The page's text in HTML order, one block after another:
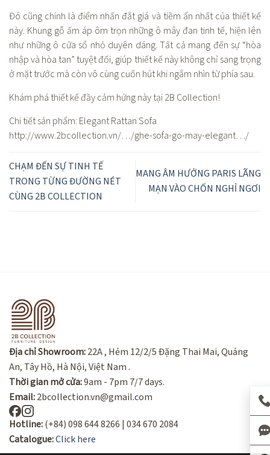
Đó cũng chính là điểm nhấn đắt giá và tiềm ẩn nhất của thiết kế
này. Khung gỗ ấm áp ôm trọn những ô mây đan tinh tế, hiện lên
như những ô cửa sổ nhỏ duyên dáng. Tất cả mang đến sự “hòa
nhập và hòa tan” tuyệt đối, giúp thiết kế này không chỉ sang trọng
ở mặt trước mà còn vô cùng cuốn hút khi ngắm nhìn từ phía sau.
Khám phá thiết kế đầy cảm hứng này tại 2B Collection!
Chi tiết sản phẩm: Elegant Rattan Sofa
http://www.2bcollection.vn/…/ghe-sofa-go-may-elegant…/
CHẠM ĐẾN SỰ TINH TẾ
TRONG TỪNG ĐƯỜNG NÉT
CÙNG 2B COLLECTION
MANG ÂM HƯỞNG PARIS LÃNG
MẠN VÀO CHỐN NGHỈ NGƠI
Địa chỉ Showroom:22A , Hẻm 12/2/5 Đặng Thai Mai, Quảng
An, Tây Hồ, Hà Nội, Việt Nam .
Thời gian mở cửa:9am - 7pm 7/7 days.
Email:2bcollection.vn@gmail.com
Hotline:(+84) 098 644 8266 | 034 670 2084
Catalogue:Click here